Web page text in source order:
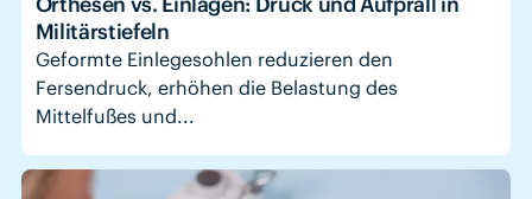
Militärstiefeln
Geformte Einlegesohlen reduzieren den
Fersendruck, erhöhen die Belastung des
Mittelfußes und...